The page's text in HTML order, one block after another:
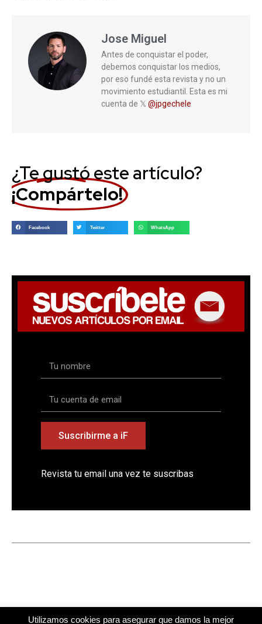
Jose Miguel
Antes de conquistar el poder,
debemos conquistar los medios,
por eso fundé esta revista y no un
movimiento estudiantil. Esta es mi
cuenta de 𝕏 @jpgechele
¿Te gustó este artículo?
¡Compártelo!
Facebook Twitter WhatsApp
Suscribirme a iF
Revista tu email una vez te suscribas
Utilizamos cookies para asegurar que damos la mejor